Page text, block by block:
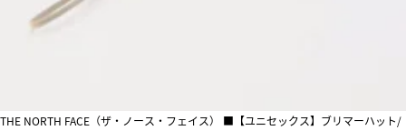
THE NORTH FACE（ザ・ノース・フェイス） ■【ユニセックス】ブリマーハット/